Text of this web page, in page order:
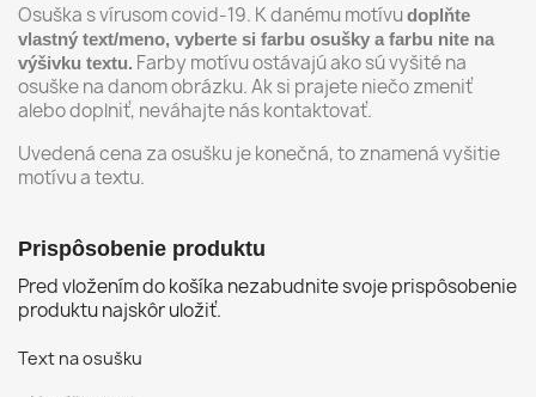
Osuška s vírusom covid-19. K danému motívudoplňte
vlastný text/meno, vyberte si farbu osušky a farbu nite na
výšivku textu. Farby motívu ostávajú ako sú vyšité na
osuške na danom obrázku. Ak si prajete niečo zmeniť
alebo doplniť, neváhajte nás kontaktovať.
Uvedená cena za osušku je konečná, to znamená vyšitie
motívu a textu.
Prispôsobenie produktu
Pred vložením do košíka nezabudnite svoje prispôsobenie
produktu najskôr uložiť.
Text na osušku